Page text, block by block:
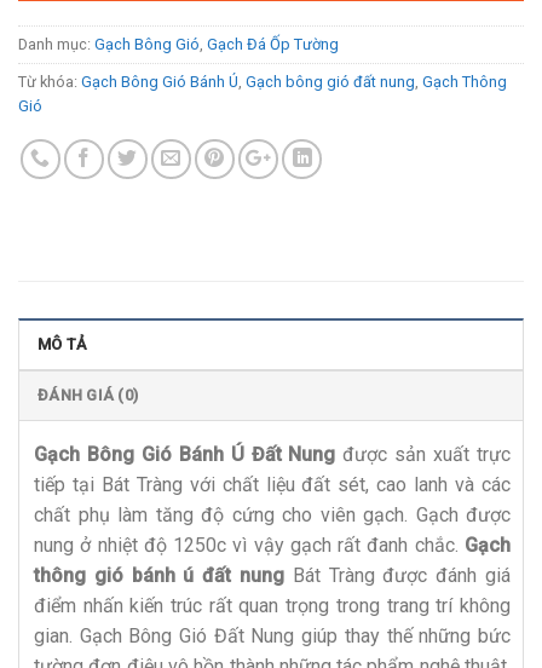
Danh mục: Gạch Bông Gió Gạch Đá Ốp Tường
Từ khóa: Gạch Bông Gió Bánh Ú Gạch bông gió đất nung Gạch Thông
Gió
MÔ TẢ
ĐÁNH GIÁ (0)
Gạch Bông Gió Bánh Ú Đất Nung được sản xuất trực
tiếp tại Bát Tràng với chất liệu đất sét, cao lanh và các
chất phụ làm tăng độ cứng cho viên gạch. Gạch được
nung ở nhiệt độ 1250c vì vậy gạch rất đanh chắc. Gạch
thông gió bánh ú đất nung Bát Tràng được đánh giá
điểm nhấn kiến trúc rất quan trọng trong trang trí không
gian. Gạch Bông Gió Đất Nung giúp thay thế những bức